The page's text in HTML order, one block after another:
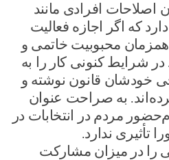
اصلاحات افرادی مانند
که اگر اجازه فعالیت
محبوبیت خاتمی و
شرایط کنونی کار را به
خودشان قانون نوشته و
به صراحت عنوان
مردم در انتخابات در
تأثیری ندارد.
را در میزان مشارکت